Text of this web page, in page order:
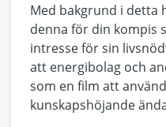
Med bakgrund i detta
denna för din kompis
intresse för sin
att energibolag och
som en film att
kunskapshöjande